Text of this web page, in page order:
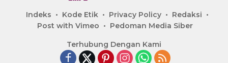
Indeks Kode Etik Privacy Policy
Redaksi
Post with Vimeo
Pedoman Media Siber
Terhubung Dengan Kami